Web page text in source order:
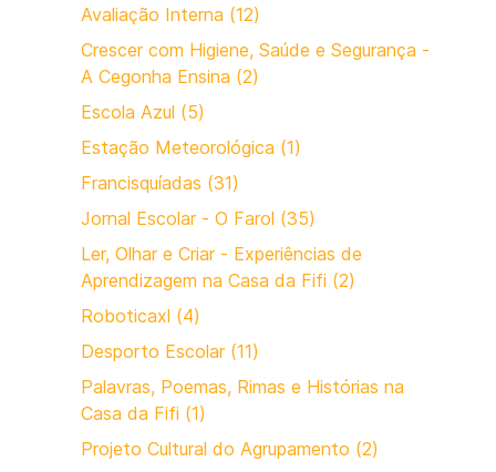
Avaliação Interna (12)
Crescer com Higiene, Saúde e Segurança -
A Cegonha Ensina (2)
Escola Azul (5)
Estação Meteorológica (1)
Francisquíadas (31)
Jornal Escolar - O Farol (35)
Ler, Olhar e Criar - Experiências de
Aprendizagem na Casa da Fifi (2)
Roboticaxl (4)
Desporto Escolar (11)
Palavras, Poemas, Rimas e Histórias na
Casa da Fifi (1)
Projeto Cultural do Agrupamento (2)